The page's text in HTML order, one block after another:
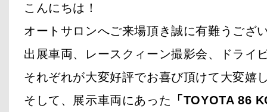
こんにちは！
オートサロンへご来場頂き誠に有難うござ
出展車両、レースクィーン撮影会、ドライ
それぞれが大変好評でお喜び頂けて大変嬉
そして、展示車両にあった
「TOYOTA 86